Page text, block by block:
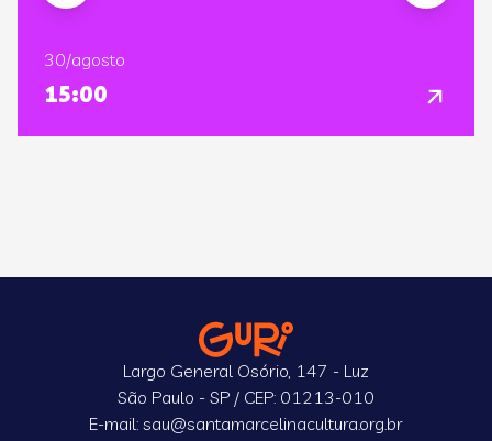
30/agosto
15:00
Largo General Osório, 147 - Luz
São Paulo - SP / CEP: 01213-010
E-mail: sau@santamarcelinacultura.org.br